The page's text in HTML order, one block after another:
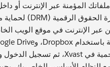
عبر الإنترنت في موقع الويب